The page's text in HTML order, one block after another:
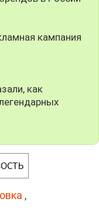
кампания
как
,